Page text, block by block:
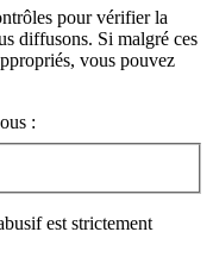
pour vérifier la
diffusons. Si malgré ces
vous pouvez
:
est strictement